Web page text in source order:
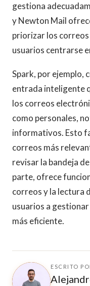
gestiona
y Newton Mail
priorizar los
usuarios centrarse
Spark, por ejemplo,
entrada inteligente
los correos
como personales,
informativos. Esto
correos más
revisar la bandeja
parte, ofrece
correos y la lectura
usuarios a
más eficiente.
ESCRITO